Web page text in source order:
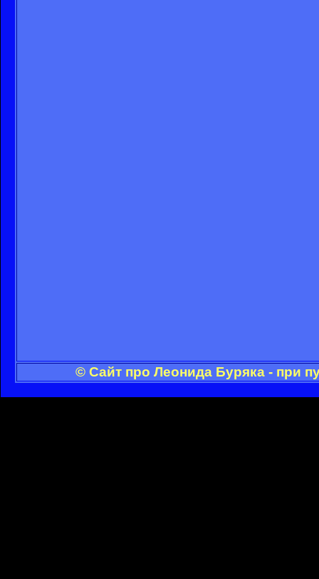
© Сайт про Леонида Буряка - при